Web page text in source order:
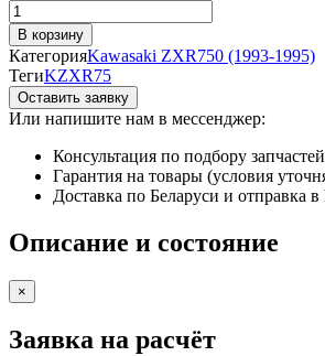
Количество
товара
Замок
сидения
с
тросом
Kawasaki
ZXR750
(1993-
В корзину
КатегорияKawasaki ZXR750 (1993-1995)
ТегиKZXR75
Оставить заявку
Или напишите нам в мессенджер:
Консультация по подбору запчастей
Гарантия на товары (условия
Доставка по Беларуси и отправка
Описание и состояние
×
Заявка на расчёт